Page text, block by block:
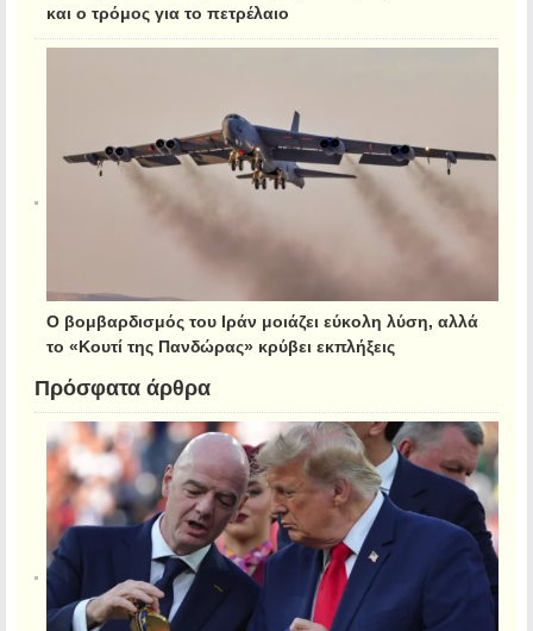
και ο τρόμος για το πετρέλαιο
Ο βομβαρδισμός του Ιράν μοιάζει εύκολη λύση, αλλά
το «Κουτί της Πανδώρας» κρύβει εκπλήξεις
Πρόσφατα άρθρα